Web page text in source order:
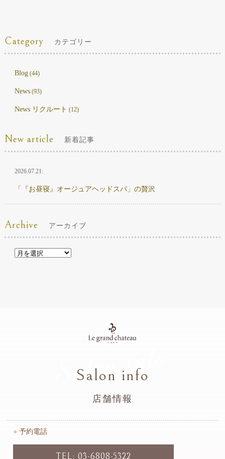
Category カテゴリー
Blog(44)
News(93)
News リクルート (12)
New article 新着記事
2026.07.21:
「『お昼寝』オージュアヘッドスパ」の贅沢
Archive アーカイブ
Salon info
Salon info
店舗情報
● 予約電話
TEL: 03-6808-5322